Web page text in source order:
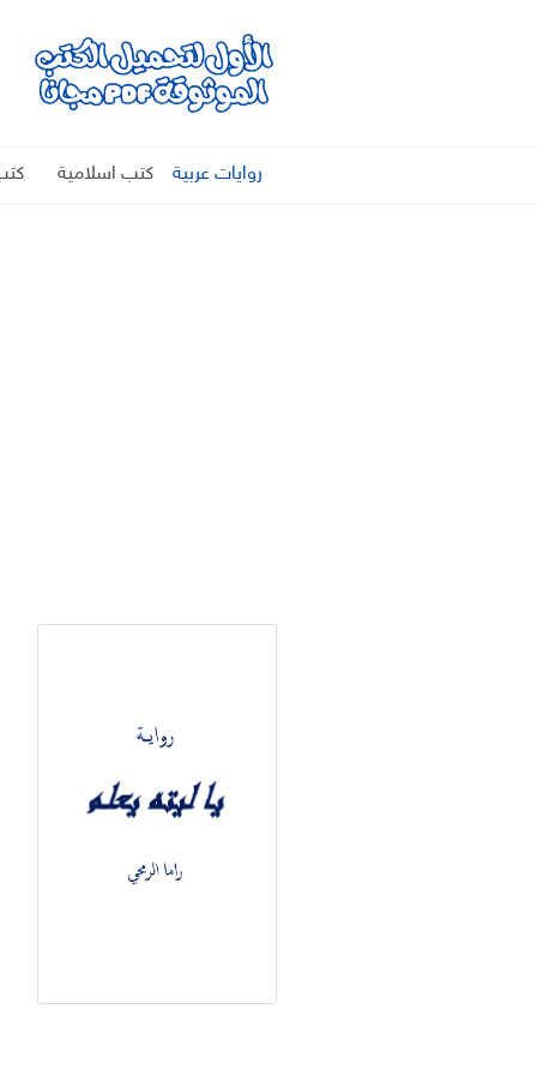
روايات عربية كتب اسلامية